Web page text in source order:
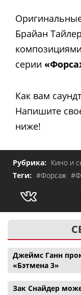
Брайан
серии
Как вам
Напишите
ниже!
Рубрика: Кино и
Теги: #Форсаж
Джеймс Ганн
«Бэтмена 3»
Зак Снайдер